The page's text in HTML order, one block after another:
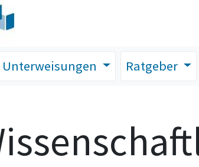
Unterweisungen Ratgeber